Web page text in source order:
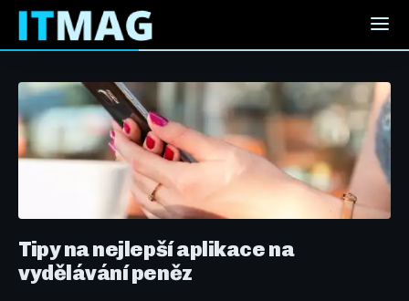
Tipy na nejlepší aplikace na
vydělávání peněz